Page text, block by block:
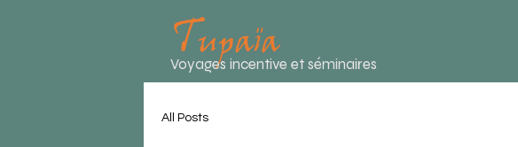
Voyages incentive et séminaires
All Posts